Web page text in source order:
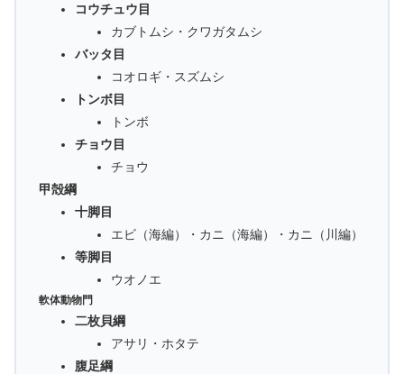
コウチュウ目
カブトムシ・クワガタムシ
バッタ目
コオロギ・スズムシ
トンボ目
トンボ
チョウ目
チョウ
甲殻綱
十脚目
エビ（海編）・カニ（海編）・カニ（川編）
等脚目
ウオノエ
軟体動物門
二枚貝綱
アサリ・ホタテ
腹足綱